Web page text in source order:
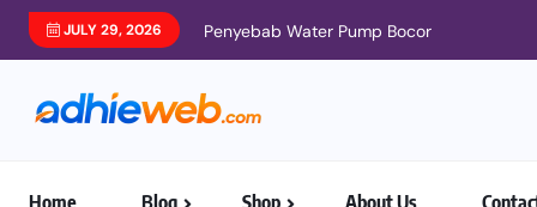
JULY 29, 2026 Penyebab Water Pump Bocor
Home Blog Shop About Us